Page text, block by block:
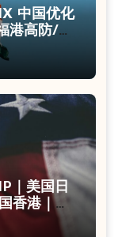
中国优化
港高防/上
｜美国日
香港｜独